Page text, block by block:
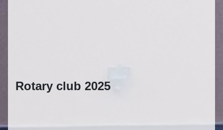
Rotary club 2025